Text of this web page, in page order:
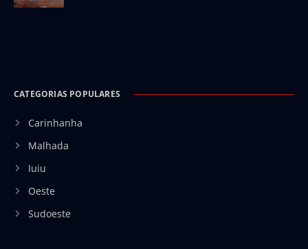
CATEGORIAS POPULARES
Carinhanha
Malhada
Iuiu
Oeste
Sudoeste